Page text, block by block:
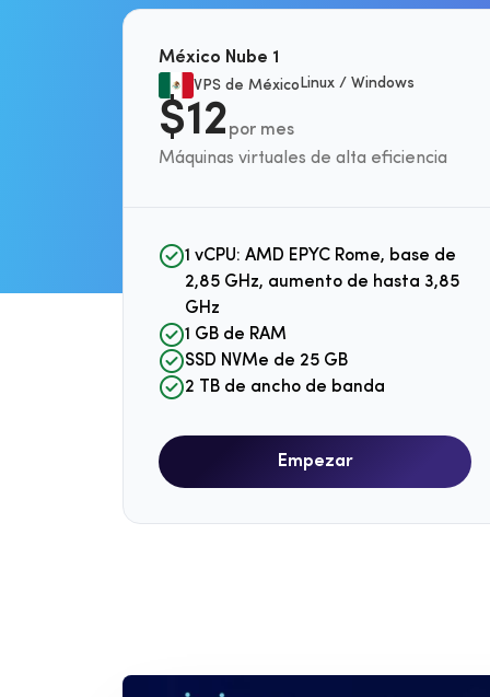
México Nube 1
VPS de MéxicoLinux / Windows
$12por mes
Máquinas virtuales de alta eficiencia
1 vCPU: AMD EPYC Rome, base de
2,85 GHz, aumento de hasta 3,85
GHz
1 GB de RAM
SSD NVMe de 25 GB
2 TB de ancho de banda
Empezar